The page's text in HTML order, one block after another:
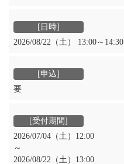
2026/08/22（土） 13:00～14:30
要
2026/07/04（土）12:00
～
2026/08/22（土）13:00